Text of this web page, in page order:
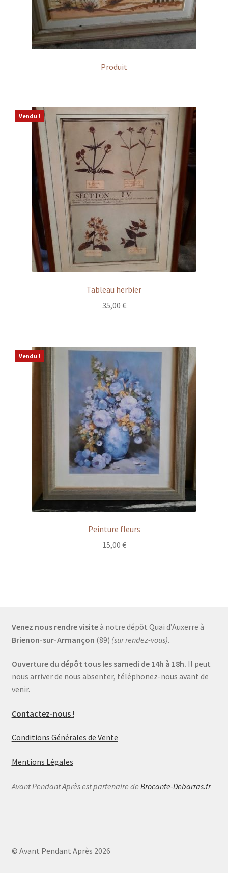
Produit
Vendu !
Tableau herbier
35,00 €
Vendu !
Peinture fleurs
15,00 €
Venez nous rendre visiteà notre dépôt Quai d’Auxerre à
Brienon-sur-Armançon (89) (sur rendez-vous).
Ouverture du dépôt tous les samedi de 14h à 18h. Il peut
nous arriver de nous absenter, téléphonez-nous avant de
venir.
Contactez-nous !
Conditions Générales de Vente
Mentions Légales
Avant Pendant Après est partenaire de Brocante-Debarras.fr
© Avant Pendant Après 2026